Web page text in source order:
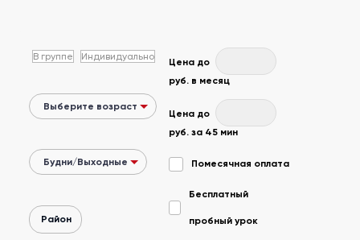
Помочь
выборе?
школу
В группе Индивидуально
Район
Цена до
руб. в месяц
Цена до
руб. за 45 мин
Помесячная оплата
Бесплатный
пробный урок
С
Победители